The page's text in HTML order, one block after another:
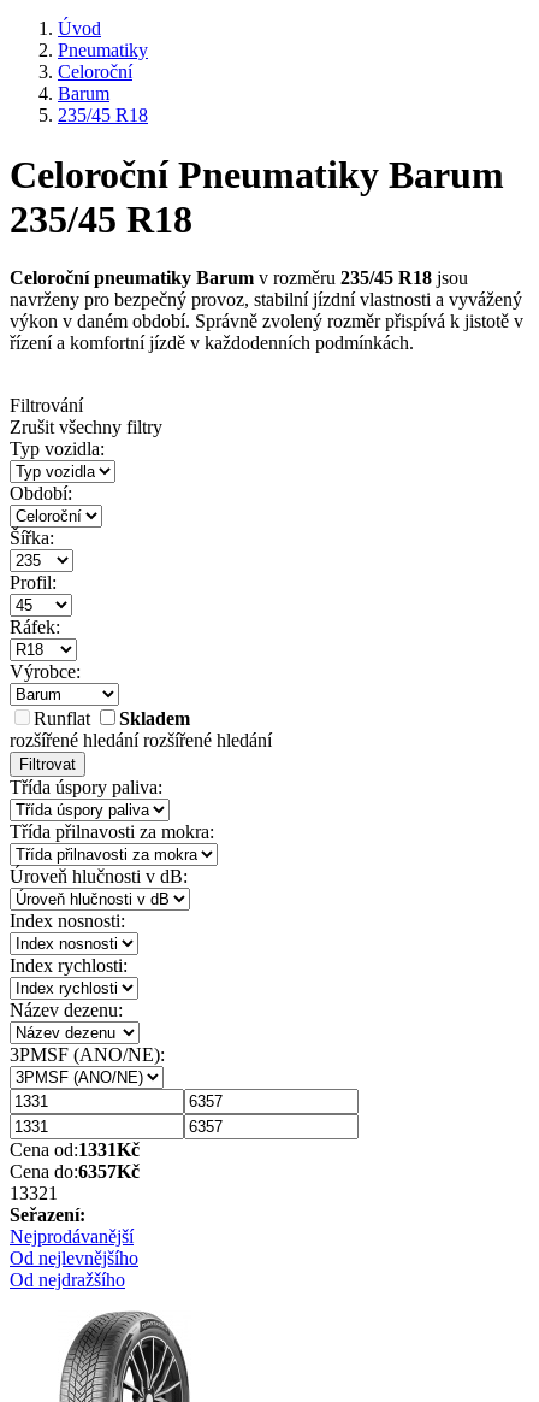
Úvod
Pneumatiky
Celoroční
Barum
235/45 R18
Celoroční Pneumatiky Barum
235/45 R18
Celoroční pneumatiky Barum v rozměru 235/45 R18 jsou
navrženy pro bezpečný provoz, stabilní jízdní vlastnosti a vyvážený
výkon v daném období. Správně zvolený rozměr přispívá k jistotě v
řízení a komfortní jízdě v každodenních podmínkách.
Filtrování
Zrušit všechny filtry
Typ vozidla:
Období:
Šířka:
Profil:
Ráfek:
Výrobce:
Runflat
Skladem
rozšířené hledánírozšířené hledání
Filtrovat
Třída úspory paliva:
Třída přilnavosti za mokra:
Úroveň hlučnosti v dB:
Index nosnosti:
Index rychlosti:
Název dezenu:
3PMSF (ANO/NE):
Cena od:1331Kč
Cena do:6357Kč
13321
Seřazení:
Nejprodávanější
Od nejlevnějšího
Od nejdražšího